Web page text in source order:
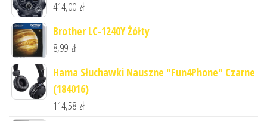
414,00 zł
Brother LC-1240Y Żółty
8,99 zł
Hama Słuchawki Nauszne "Fun4Phone" Czarne
(184016)
114,58 zł